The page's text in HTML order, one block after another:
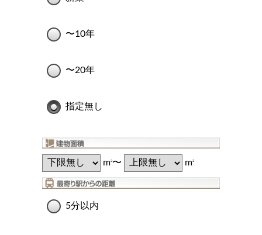
〜10年
〜20年
指定無し
m2〜 m2
5分以内